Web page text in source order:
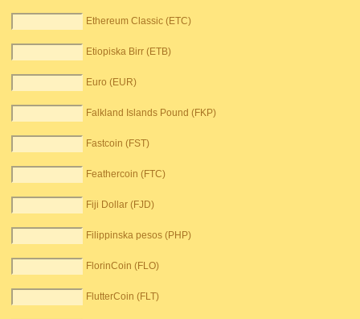
Ethereum Classic (ETC)
Etiopiska Birr (ETB)
Euro (EUR)
Falkland Islands Pound (FKP)
Fastcoin (FST)
Feathercoin (FTC)
Fiji Dollar (FJD)
Filippinska pesos (PHP)
FlorinCoin (FLO)
FlutterCoin (FLT)